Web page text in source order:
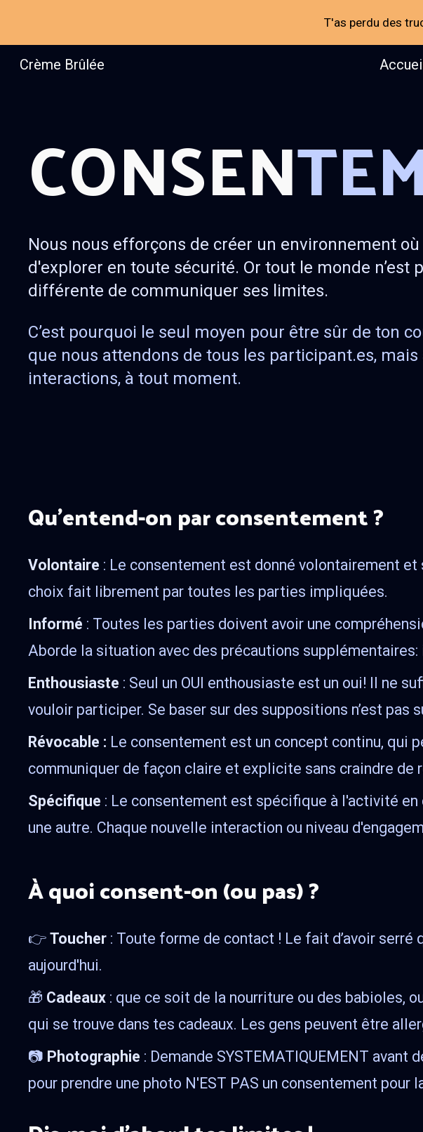
Skip to main content
T'as perdu des
Crème Brûlée
CONSEN
Nous nous efforçons de créer un environnement
d'explorer en toute sécurité. Or tout le monde n’est
différente de communiquer ses limites.
C’est pourquoi le seul moyen pour être sûr de ton
que nous attendons de tous les participant.es,
interactions, à tout moment.
Qu’entend-on par consentement ?
Volontaire : Le consentement est donné volontairement
choix fait librement par toutes les parties impliquées.
Informé : Toutes les parties doivent avoir une
Aborde la situation avec des précautions
Enthousiaste : Seul un OUI enthousiaste est un oui! Il ne
vouloir participer. Se baser sur des suppositions n’est pas
Révocable : Le consentement est un concept continu, qui
communiquer de façon claire et explicite sans craindre de
Spécifique : Le consentement est spécifique à l'activité
une autre. Chaque nouvelle interaction ou niveau
À quoi consent-on (ou pas) ?
👉Toucher : Toute forme de contact ! Le fait d’avoir
aujourd'hui.
🎁 Cadeaux : que ce soit de la nourriture ou des babioles,
qui se trouve dans tes cadeaux. Les gens peuvent être
📷 Photographie : Demande SYSTEMATIQUEMENT
pour prendre une photo N'EST PAS un consentement pour